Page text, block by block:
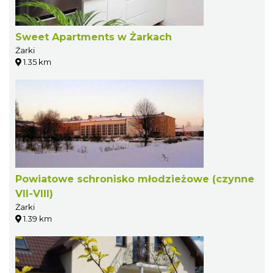
Sweet Apartments w Żarkach
Żarki
1.35 km
Powiatowe schronisko młodzieżowe (czynne
VII-VIII)
Żarki
1.39 km